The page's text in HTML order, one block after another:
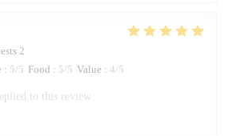
2
: 5/5 Food : 5/5 Value : 4/5
to this review